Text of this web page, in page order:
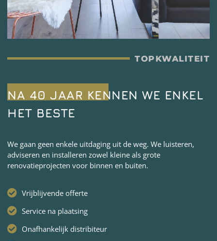
TOPKWALITEIT
NA 40 JAAR KENNEN WE ENKEL
HET BESTE
We gaan geen enkele uitdaging uit de weg. We luisteren,
adviseren en installeren zowel kleine als grote
renovatieprojecten voor binnen en buiten.
Vrijblijvende offerte
Service na plaatsing
Onafhankelijk distribiteur